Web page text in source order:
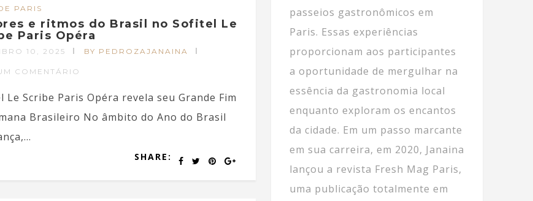
PARIS
e ritmos do Brasil no Sofitel Le
Paris Opéra
10, 2025 BY PEDROZAJANAINA
COMENTÁRIO
Le Scribe Paris Opéra revela seu Grande Fim
Brasileiro No âmbito do Ano do Brasil
SHARE:
passeios gastronômicos em
Paris. Essas experiências
proporcionam aos participantes
a oportunidade de mergulhar na
essência da gastronomia local
enquanto exploram os encantos
da cidade. Em um passo marcante
em sua carreira, em 2020, Janaina
lançou a revista Fresh Mag Paris,
uma publicação totalmente em